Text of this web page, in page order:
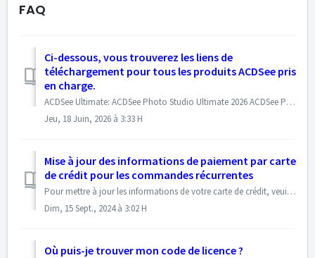
FAQ
Ci-dessous, vous trouverez les liens de
téléchargement pour tous les produits ACDSee pris
en charge.
ACDSee Ultimate: ACDSee Photo Studio Ultimate 2026 ACDSee Photo Studio Ultimate 2025 ACDSee Photo Studio Ultimate 2024 ACDSee Professional: ACDSee P...
Jeu, 18 Juin, 2026 à 3:33 H
Mise à jour des informations de paiement par carte
de crédit pour les commandes récurrentes
Pour mettre à jour les informations de votre carte de crédit, veuillez suivre ces étapes : 1. Connectez-vous à votre portail utilisateur acdID. 2. Une foi...
Dim, 15 Sept., 2024 à 3:02 H
Où puis-je trouver mon code de licence ?